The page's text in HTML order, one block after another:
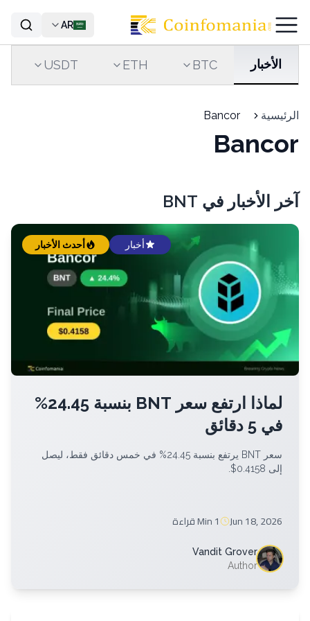
AR
الأخبار BTC
ETH
USDT
الرئيسية Bancor
Bancor
آخر الأخبار في BNT
أخبار أحدث الأخبار
لماذا ارتفع سعر BNT بنسبة 24.45%
في 5 دقائق
سعر BNT يرتفع بنسبة 24.45% في خمس دقائق فقط، ليصل
إلى 0.4158$.
Jun 18, 2026
1 Min قراءة
Vandit Grover
Author